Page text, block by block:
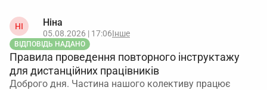
статус уже оновлено рішенням ОВА, то строк
10.08.2026 стосується інших підприємств, які ще
проходять або не завершили процедуру
перепідтвердження.
НІ Ніна
05.08.2026 | 17:06Інше
ВІДПОВІДЬ НАДАНО
Правила проведення повторного інструктажу
для дистанційних працівників
Доброго дня. Частина нашого колективу працює